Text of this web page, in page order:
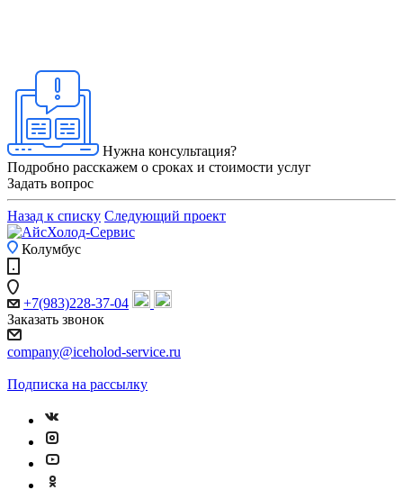
Нужна консультация?
Подробно расскажем о сроках и стоимости услуг
Задать вопрос
Назад к списку Следующий проект
Колумбус
+7(983)228-37-04
Заказать звонок
company@iceholod-service.ru
Подписка на рассылку